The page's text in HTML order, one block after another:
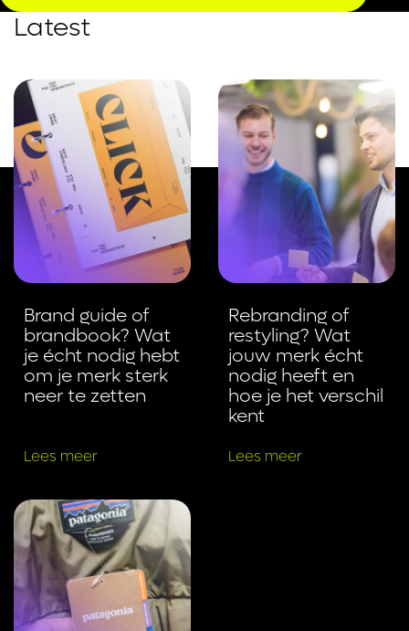
Latest
Brand guide of
brandbook? Wat
je écht nodig hebt
om je merk sterk
neer te zetten
Lees meer
Rebranding of
restyling? Wat
jouw merk écht
nodig heeft en
hoe je het verschil
kent
Lees meer